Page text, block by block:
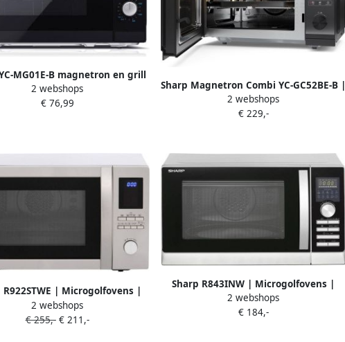
MG01E-B magnetron en grill
800W 20 liter zwart
2 webshops
€ 76,99
Sharp Magnetron Combi YC-GC52BE-B |
Keuken- en Kookartikelen |
Keuken&Koken Microgolf&Ovens |
2 webshops
€ 229,-
| Microgolfovens |
Microgolf&Ovens |
R922STWE
2 webshops
€ 255,-€ 211,-
Sharp R843INW | Microgolfovens |
Keuken&Koken Microgolf&Ovens |
R843INW
2 webshops
€ 184,-